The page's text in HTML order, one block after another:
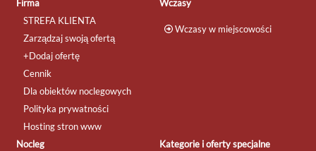
Firma
STREFA KLIENTA
Zarządzaj swoją ofertą
+Dodaj ofertę
Cennik
Dla obiektów noclegowych
Polityka prywatności
Hosting stron www
Wczasy
Wczasy w miejscowości
Nocleg Kategorie i oferty specjalne